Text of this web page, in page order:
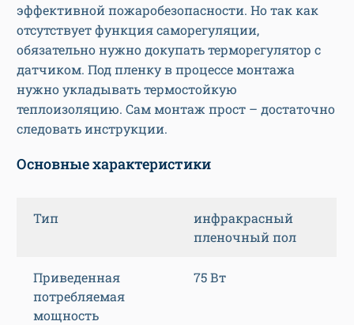
эффективной пожаробезопасности. Но так как
отсутствует функция саморегуляции,
обязательно нужно докупать терморегулятор с
датчиком. Под пленку в процессе монтажа
нужно укладывать термостойкую
теплоизоляцию. Сам монтаж прост – достаточно
следовать инструкции.
Основные характеристики
Тип
инфракрасный
пленочный пол
Приведенная
потребляемая
мощность
75 Вт